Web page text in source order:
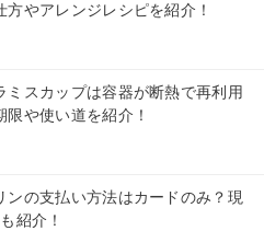
方やアレンジレシピを紹介！
ミスカップは容器が断熱で再利用
や使い道を紹介！
ンの支払い方法はカードのみ？現
紹介！